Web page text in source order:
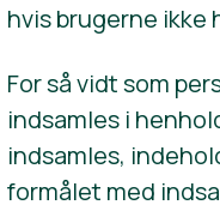
hvis brugerne ikke
For så vidt som
indsamles i
indsamles,
formålet med